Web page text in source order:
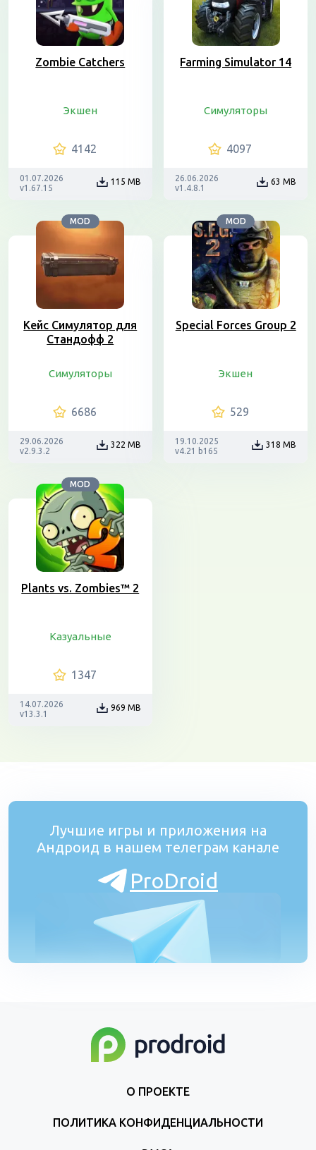
Zombie Catchers
Экшен
4142
01.07.2026
v1.67.15
115 MB
Farming Simulator 14
Симуляторы
4097
26.06.2026
v1.4.8.1
63 MB
MOD
Кейс Симулятор для
Стандофф 2
Симуляторы
6686
29.06.2026
v2.9.3.2
322 MB
MOD
Special Forces Group 2
Экшен
529
19.10.2025
v4.21 b165
318 MB
MOD
Plants vs. Zombies™ 2
Казуальные
1347
14.07.2026
v13.3.1
969 MB
Лучшие игры и приложения на
Андроид в нашем телеграм канале
ProDroid
О ПРОЕКТЕ
ПОЛИТИКА КОНФИДЕНЦИАЛЬНОСТИ